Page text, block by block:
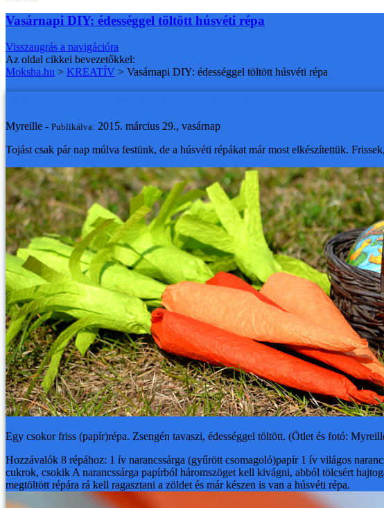
Vasárnapi DIY: édességgel töltött húsvéti répa
Visszaugrás a navigációra
Az oldal cikkei bevezetőkkel:
Moksha.hu > KREATÍV > Vasárnapi DIY: édességgel töltött húsvéti répa
Myreille - Publikálva: 2015. március 29., vasárnap
Tojást csak pár nap múlva festünk, de a húsvéti répákat már most elkészítettük.
Egy csokor friss (papír)répa. Zsengén tavaszi, édességgel töltött. (Ötlet és fotó:
Hozzávalók 8 répához: 1 ív narancssárga (gyűrött csomagoló)papír1 ív világos
cukrok, csokik A narancssárga papírból háromszöget kell kivágni, abból tölcsért
megtöltött répára rá kell ragasztani a zöldet és már készen is van a húsvéti répa.